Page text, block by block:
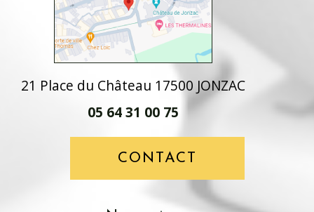
21 Place du Château 17500 JONZAC
05 64 31 00 75
CONTACT